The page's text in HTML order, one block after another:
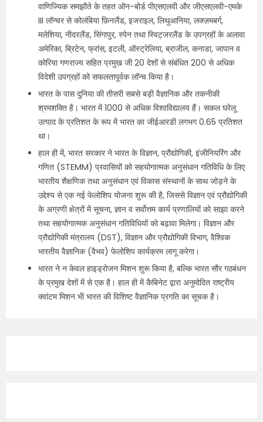
वाणिज्यिक समझौते के तहत ऑन-बोर्ड पीएसएलवी और जीएसएलवी-एमके
III लॉन्चर से कोलंबिया फ़िनलैंड, इजराइल, लिथुआनिया, लक्ज़मबर्ग,
मलेशिया, नीदरलैंड, सिंगापुर, स्पेन तथा स्विट्जरलैंड के उपग्रहों के अलावा
अमेरिका, ब्रिटेन, फ्रांस, इटली, ऑस्ट्रेलिया, ब्राजील, कनाडा, जापान व
कोरिया गणराज्य सहित प्रमुख जी 20 देशों से संबंधित 200 से अधिक
विदेशी उपग्रहों को सफलतापूर्वक लॉन्च किया है।
भारत के पास दुनिया की तीसरी सबसे बड़ी वैज्ञानिक और तकनीकी
श्रमशक्ति है। भारत में 1000 से अधिक विश्वविद्यालय हैं। सकल घरेलू
उत्पाद के प्रतिशत के रूप में भारत का जीईआरडी लगभग 0.65 प्रतिशत
था।
हाल ही में, भारत सरकार ने भारत के विज्ञान, प्रौद्योगिकी, इंजीनियरिंग और
गणित (STEMM) प्रवासियों को सहयोगात्मक अनुसंधान गतिविधि के लिए
भारतीय शैक्षणिक तथा अनुसंधान एवं विकास संस्थानों के साथ जोड़ने के
उद्देश्य से एक नई फेलोशिप योजना शुरू की है, जिससे विज्ञान एवं प्रौद्योगिकी
के अग्रणी क्षेत्रों में सूचना, ज्ञान व सर्वोत्तम कार्य प्रणालियों को साझा करने
तथा सहयोगात्मक अनुसंधान गतिविधियों को बढ़ावा मिलेगा। विज्ञान और
प्रौद्योगिकी मंत्रालय (DST), विज्ञान और प्रौद्योगिकी विभाग, वैश्विक
भारतीय वैज्ञानिक (वैभव) फेलोशिप कार्यक्रम लागू करेगा।
भारत ने न केवल हाइड्रोजन मिशन शुरू किया है, बल्कि भारत सौर गठबंधन
के प्रमुख देशों में से एक है। हाल ही में कैबिनेट द्वारा अनुमोदित राष्ट्रीय
क्वांटम मिशन भी भारत की विशिष्ट वैज्ञानिक प्रगति का सूचक है।